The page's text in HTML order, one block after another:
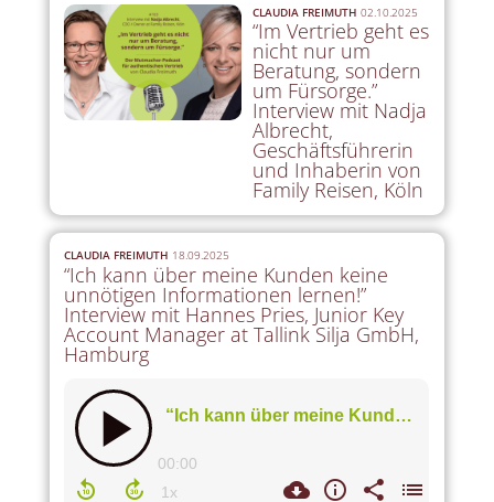
CLAUDIA FREIMUTH 02.10.2025
“Im Vertrieb geht es
nicht nur um
Beratung, sondern
um Fürsorge.”
Interview mit Nadja
Albrecht,
Geschäftsführerin
und Inhaberin von
Family Reisen, Köln
CLAUDIA FREIMUTH 18.09.2025
“Ich kann über meine Kunden keine
unnötigen Informationen lernen!”
Interview mit Hannes Pries, Junior Key
Account Manager at Tallink Silja GmbH,
Hamburg